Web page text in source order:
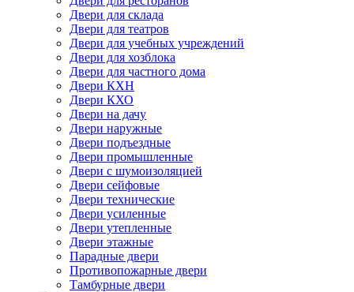
Двери для склада
Двери для театров
Двери для учебных учреждений
Двери для хозблока
Двери для частного дома
Двери КХН
Двери КХО
Двери на дачу
Двери наружные
Двери подъездные
Двери промышленные
Двери с шумоизоляцией
Двери сейфовые
Двери технические
Двери усиленные
Двери утепленные
Двери этажные
Парадные двери
Противопожарные двери
Тамбурные двери